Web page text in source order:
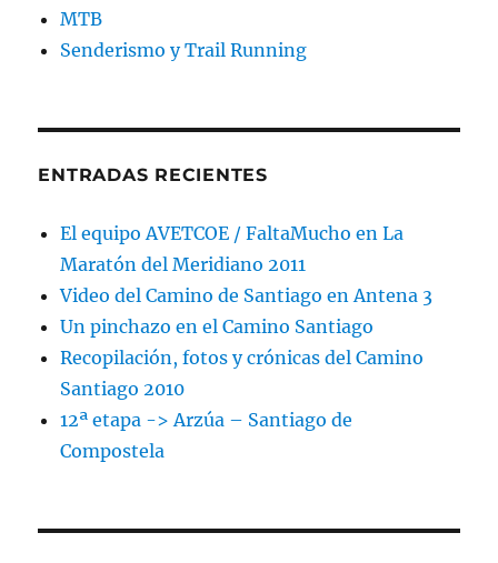
MTB
Senderismo y Trail Running
ENTRADAS RECIENTES
El equipo AVETCOE / FaltaMucho en La
Maratón del Meridiano 2011
Video del Camino de Santiago en Antena 3
Un pinchazo en el Camino Santiago
Recopilación, fotos y crónicas del Camino
Santiago 2010
12ª etapa -> Arzúa – Santiago de
Compostela